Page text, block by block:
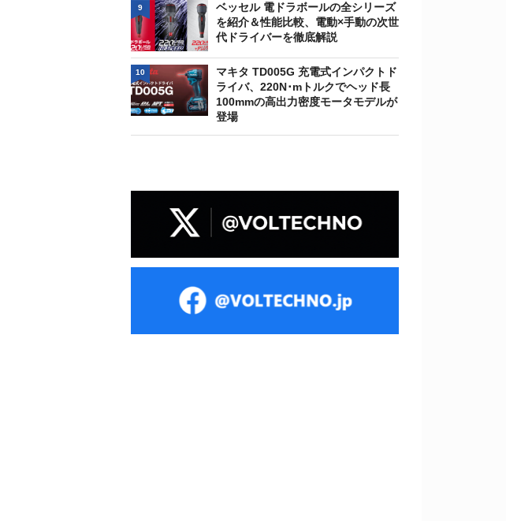
ベッセル 電ドラボールの全シリーズ
を紹介＆性能比較、電動×手動の次世
代ドライバーを徹底解説
9
マキタ TD005G 充電式インパクトド
ライバ、220N･mトルクでヘッド長
100mmの高出力密度モータモデルが
登場
10